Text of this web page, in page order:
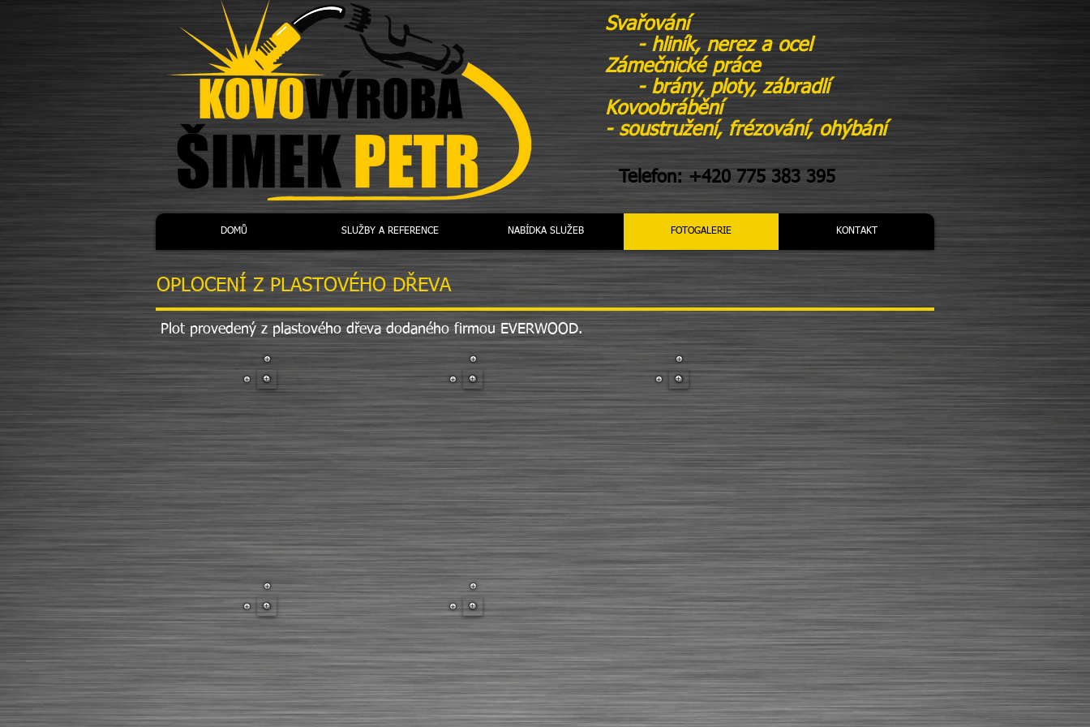
Svařování
- hliník, nerez a ocel
Zámečnické práce
- brány, ploty, zábradlí
Kovoobrábění
- soustružení, frézování, ohýbání
Telefon: +420 775 383 395
DOMŮ SLUŽBY A REFERENCE NABÍDKA SLUŽEB FOTOGALERIE KONTAKT
OPLOCENÍ Z PLASTOVÉHO DŘEVA
Plot provedený z plastového dřeva dodaného firmou EVERWOOD.